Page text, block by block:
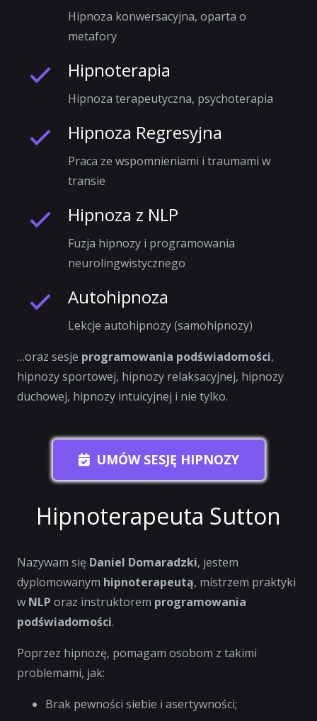
Hipnoza konwersacyjna, oparta o
metafory
Hipnoterapia
Hipnoza terapeutyczna, psychoterapia
Hipnoza Regresyjna
Praca ze wspomnieniami i traumami w
transie
Hipnoza z NLP
Fuzja hipnozy i programowania
neurolingwistycznego
Autohipnoza
Lekcje autohipnozy (samohipnozy)
…oraz sesje programowania podświadomości,
hipnozy sportowej, hipnozy relaksacyjnej, hipnozy
duchowej, hipnozy intuicyjnej i nie tylko.
UMÓW SESJĘ HIPNOZY
Hipnoterapeuta Sutton
Nazywam się Daniel Domaradzki, jestem
dyplomowanym hipnoterapeutą, mistrzem praktyki
w NLP oraz instruktorem programowania
podświadomości.
Poprzez hipnozę, pomagam osobom z takimi
problemami, jak:
Brak pewności siebie i asertywności;